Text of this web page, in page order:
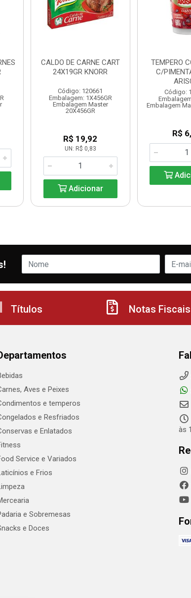
CALDO DE CARNE CART
24X19GR KNORR
Código: 120661
Embalagem: 1X456GR
Embalagem Master
20X456GR
R$ 19,92
UN: R$ 0,83
Adicionar
TEMPERO
C/
Código:
Embalagem
R$
Títulos Notas Fiscais
Aves e Peixes
e temperos
e Resfriados
e Enlatados
Service e Variados
e Frios
e Sobremesas
e Doces
às